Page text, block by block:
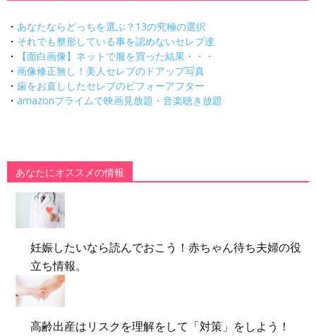
・ あなたならどっちを選ぶ？13の究極の選択
・ それでも整形している事を認めないセレブ達
・
【面白画像】ネットで服を買った結果・・・
・ 画像修正無し！美人セレブのドアップ写真
・ 歯をお直ししたセレブのビフォーアフター
・ amazonプライムで映画見放題・音楽聴き放題
あなたにオススメの情報
妊娠したいなら読んでおこう！赤ちゃん待ち夫婦の役
立ち情報。
高齢出産はリスクを理解をして「対策」をしよう！